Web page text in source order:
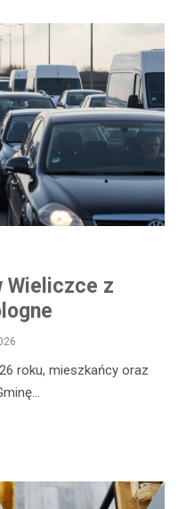
Wieliczce z
roku, mieszkańcy oraz